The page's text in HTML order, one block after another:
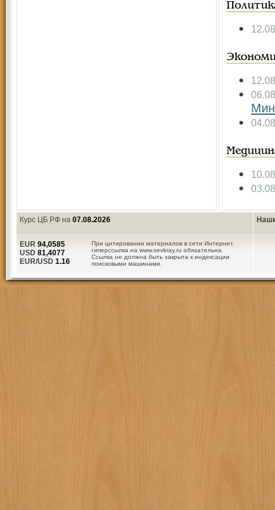
Курс ЦБ РФ на 07.08.2026
При цитировании материалов в сети Интернет,
гиперссылка на www.sevkray.ru обязательна.
Ссылка не должна быть закрыта к индексации
поисковыми машинами.
EUR 94,0585
USD 81,4077
EUR/USD 1.16